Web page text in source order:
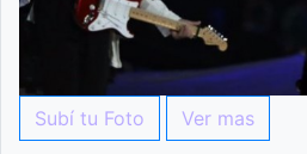
Subí tu Foto Ver mas